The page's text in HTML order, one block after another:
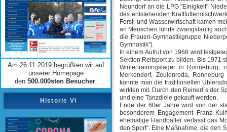
Am 26.11.2019 begrüßten wir auf
unserer Homepage
den 500.000sten Besucher.
Historie VI
Neundorf an die LPG "Einigkeit"
des entstehenden
Forst- und Wasserwirtschaft kamen
an Menschen führte zwangsläufig
die Frauen-Gymnastikgruppe
Gymnastik").
In einem Aufruf von 1968 wird
Sektion Reitsport zu bilden. Bis 1971
Wintertrainingslager in Ronneburg,
Merkendorf, Zeulenroda,
konnte man die traditionellen
wirkten mit. Durch den Reinerl`s der
und eine Tanzdiele gekauft werden.
Ende der 60er Jahre wird von der
besonderem Engagement Franz
ehemalige Handballer verfasst das
den Sport". Eine Maßnahme, die den